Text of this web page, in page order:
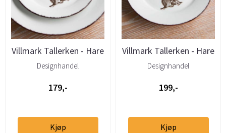
Villmark Tallerken - Hare
19cm
Designhandel
179,-
Kjøp
Villmark Tallerken - Hare
27cm
Designhandel
199,-
Kjøp